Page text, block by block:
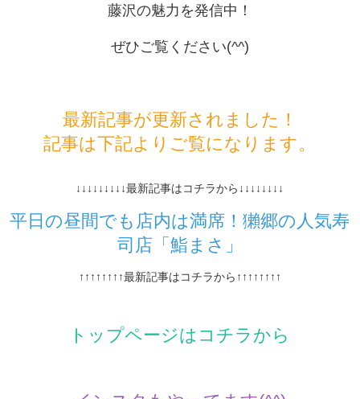
藤沢の魅力を発信中！
ぜひご覧ください(^^)
最新記事が更新されました！
記事は下記よりご覧になります。
↓↓↓↓↓↓↓↓↓最新記事はコチラから↓↓↓↓↓↓↓↓
平日の昼間でも店内は満席！獺郷の人気寿
司店「鮨まさ」
↑↑↑↑↑↑↑↑最新記事はコチラから↑↑↑↑↑↑↑↑
トップページはコチラから